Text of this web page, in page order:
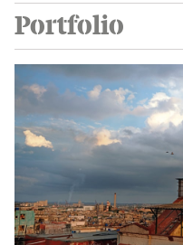
Portfolio